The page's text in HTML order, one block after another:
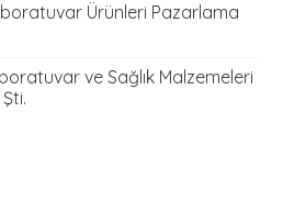
Ürünleri Pazarlama
ve Sağlık Malzemeleri